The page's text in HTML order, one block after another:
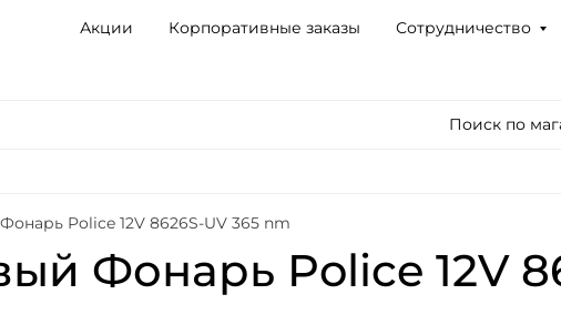
Акции Корпоративные заказы Сотрудничество
Поиск по
Police 12V 8626S-UV 365 nm
Фонарь Police 12V